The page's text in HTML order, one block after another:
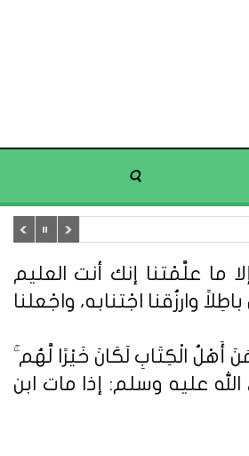
ما علَّمْتنا إنك أنت العليم
وارزُقنا اجْتنابه، واجْعلنا
أَهْلُ الْكِتَابِ لَكَانَ خَيْرًا لَّهُم
قال رسول الله صلى الله عليه وسلم: إذا مات ابن